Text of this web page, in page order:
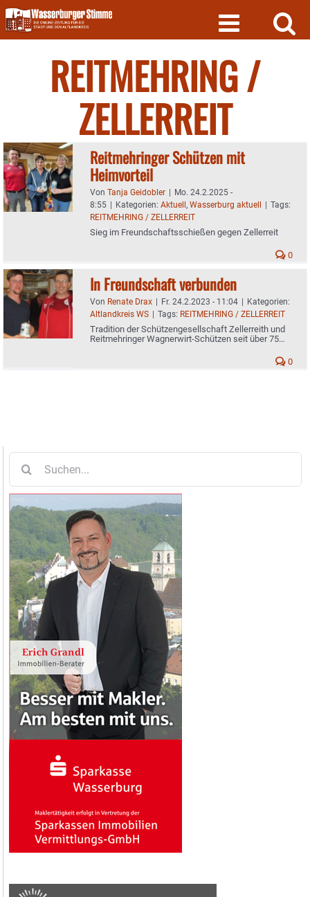
Skip
to
content
REITMEHRING /
ZELLERREIT
Reitmehringer Schützen mit
Heimvorteil
Von Tanja Geidobler | Mo. 24.2.2025 -
8:55 | Kategorien: Aktuell, Wasserburg aktuell | Tags:
REITMEHRING / ZELLERREIT
Sieg im Freundschaftsschießen gegen Zellerreit
0
In Freundschaft verbunden
Von Renate Drax | Fr. 24.2.2023 - 11:04 | Kategorien:
Altlandkreis WS | Tags: REITMEHRING / ZELLERREIT
Tradition der Schützengesellschaft Zellerreith und
Reitmehringer Wagnerwirt-Schützen seit über 75
0
nach: